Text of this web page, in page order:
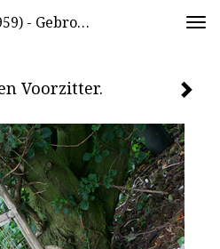
Gerrit W Cnossen (9.5.1959) - Gebroken Voorzitter.
Voorzitter.